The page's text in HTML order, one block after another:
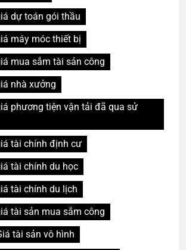
dự toán gói thầu
máy móc thiết bị
mua sắm tài sản công
nhà xưởng
phương tiện vận tải đã qua sử
tài chính định cư
tài chính du học
tài chính du lịch
tài sản mua sắm công
tài sản vô hình